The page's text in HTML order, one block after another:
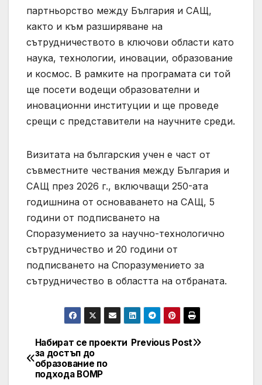
партньорство между България и САЩ,
както и към разширяване на
сътрудничеството в ключови области като
наука, технологии, иновации, образование
и космос. В рамките на програмата си той
ще посети водещи образователни и
иновационни институции и ще проведе
срещи с представители на научните среди.
Визитата на българския учен е част от
съвместните чествания между България и
САЩ през 2026 г., включващи 250-ата
годишнина от основаването на САЩ, 5
години от подписването на
Споразумението за научно-технологично
сътрудничество и 20 години от
подписването на Споразумението за
сътрудничество в областта на отбраната.
Post
navigation
Previous Post
Набират се проекти
за достъп до
образование по
подхода ВОМР